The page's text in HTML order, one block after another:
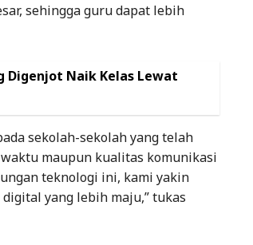
sehingga guru dapat lebih
Digenjot Naik Kelas Lewat
sekolah-sekolah yang telah
maupun kualitas komunikasi
teknologi ini, kami yakin
yang lebih maju,” tukas